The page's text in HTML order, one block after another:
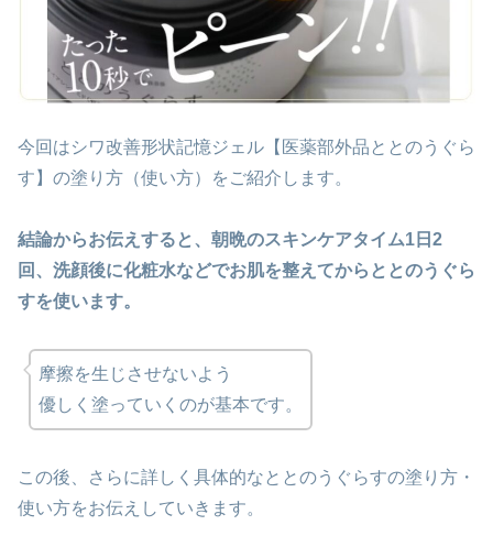
今回はシワ改善形状記憶ジェル【医薬部外品ととのうぐら
す】の塗り方（使い方）をご紹介します。
結論からお伝えすると、朝晩のスキンケアタイム1日2
回、洗顔後に化粧水などでお肌を整えてからととのうぐら
すを使います。
摩擦を生じさせないよう
優しく塗っていくのが基本です。
この後、さらに詳しく具体的なととのうぐらすの塗り方・
使い方をお伝えしていきます。